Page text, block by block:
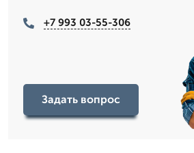
+7 993 03-55-306
Задать вопрос